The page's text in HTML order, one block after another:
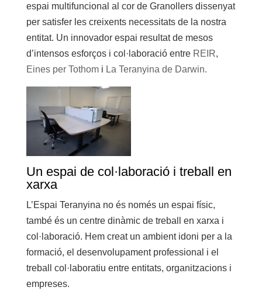
espai multifuncional al cor de Granollers dissenyat
per satisfer les creixents necessitats de la nostra
entitat. Un innovador espai resultat de mesos
d’intensos esforços i col·laboració entre REIR,
Eines per Tothomi La Teranyina de Darwin.
Un espai de col·laboració i treball en
xarxa
L’Espai Teranyina no és només un espai físic,
també és un centre dinàmic de treball en xarxa i
col·laboració. Hem creat un ambient idoni per a la
formació, el desenvolupament professional i el
treball col·laboratiu entre entitats, organitzacions i
empreses.